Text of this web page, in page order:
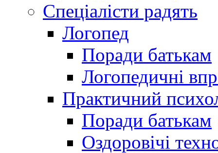
Спеціалісти радять
Логопед
Поради батькам
Логопедичні
Практичний
Поради батькам
Оздоровічі